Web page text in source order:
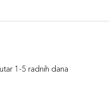
1-5 radnih dana